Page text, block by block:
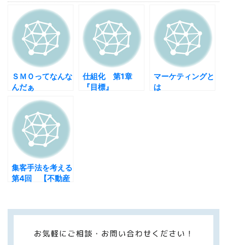
ＳＭＯってなんな
んだぁ
仕組化 第1章
『目標』
マーケティングと
は
集客手法を考える
第4回 【不動産